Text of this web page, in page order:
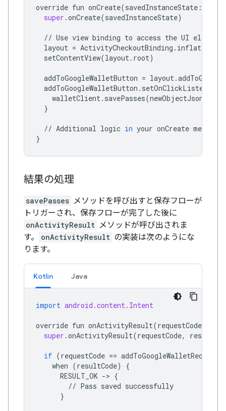
override fun onCreate(savedInstanceState :
super .onCreate(savedInstanceState)
// Use view binding to access the UI elements
layout = ActivityCheckoutBinding . inflate
setContentView(layout. root)
addToGoogleWalletButton = layout.
addToGoogleWalletButton . setOnClickListener
walletClient. savePasses(newObjectJson
}
// Additional logic in your onCreate method
}
結果の処理
savePasses メソッドを呼び出すと保存フローが
トリガーされ、保存フローが完了した後に
onActivityResult メソッドが呼び出されま
す。
onActivityResult の実装は次のようにな
ります。
Kotlin Java
import android.content.Intent
override fun onActivityResult(requestCode
super .onActivityResult(requestCode,
if (requestCode ==
when (resultCode)
{
RESULT_OK -> {
// Pass saved successfully
}